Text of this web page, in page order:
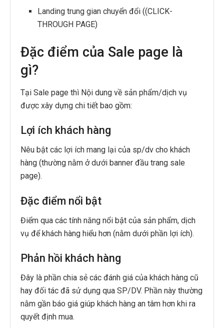
Landing trung gian chuyển đổi ((CLICK-
THROUGH PAGE)
Đặc điểm của Sale page là
gì?
Tại Sale page thì Nội dung về sản phẩm/dịch vụ
được xây dựng chi tiết bao gồm:
Lợi ích khách hàng
Nêu bật các lợi ích mang lại của sp/dv cho khách
hàng (thường nằm ở dưới banner đầu trang sale
page).
Đặc điểm nổi bật
Điểm qua các tính năng nổi bật của sản phẩm, dịch
vụ để khách hàng hiểu hơn (nằm dưới phần lợi ích).
Phản hồi khách hàng
Đây là phần chia sẻ các đánh giá của khách hàng cũ
hay đối tác đã sử dụng qua SP/DV. Phần này thường
nằm gần báo giá giúp khách hàng an tâm hơn khi ra
quyết định mua.